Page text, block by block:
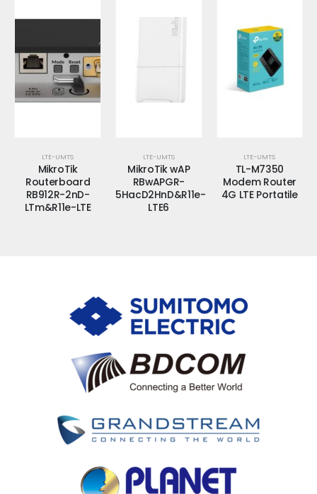
LTE-UMTS
MikroTik
Routerboard
RB912R-2nD-
LTm&R11e-LTE
LTE-UMTS
MikroTik wAP
RBwAPGR-
5HacD2HnD&R11e-
LTE6
LTE-UMTS
TL-M7350
Modem Router
4G LTE Portatile